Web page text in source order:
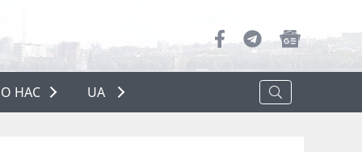
НАС
UA